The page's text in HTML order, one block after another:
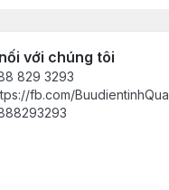
với chúng tôi
829 3293
fb.com/